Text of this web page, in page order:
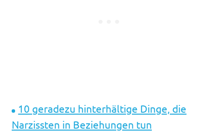
10 geradezu hinterhältige Dinge, die
Narzissten in Beziehungen tun